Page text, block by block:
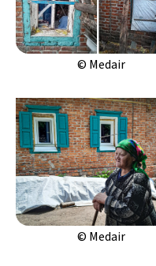
© Medair
© Medair